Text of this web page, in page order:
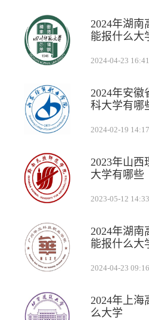
2024年湖南
能报什么大
2024-04-23
2024年安徽
科大学有哪
2024-02-19
2023年山西
大学有哪些
2023-05-12
2024年湖南
能报什么大
2024-04-23
2024年上海
么大学